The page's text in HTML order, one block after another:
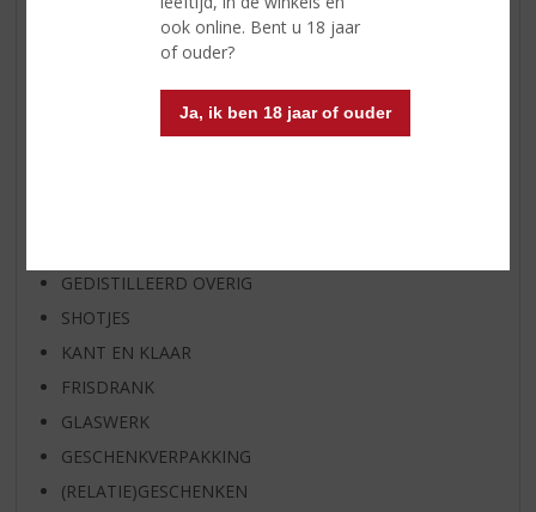
ook online. Bent u 18 jaar
of ouder?
Ja, ik ben 18 jaar of ouder
RUM VAN DE MAAND
BIER VAN DE MAAND
EXCLUSIEF TOPSLIJTER
GEDISTILLEERD OVERIG
SHOTJES
KANT EN KLAAR
FRISDRANK
GLASWERK
GESCHENKVERPAKKING
(RELATIE)GESCHENKEN